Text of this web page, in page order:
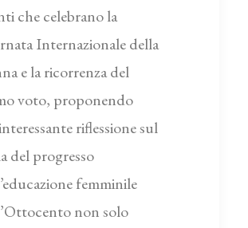
che celebrano la
Internazionale della
e la ricorrenza del
voto, proponendo
riflessione sul
del progresso
femminile
non solo